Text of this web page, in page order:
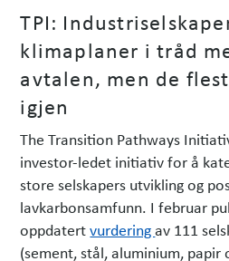
TPI:
klimaplaner i tråd
avtalen, men de
igjen
The Transition Pathways
investor-ledet initiativ for å
store selskapers utvikling og
lavkarbonsamfunn. I februar
oppdatertvurderingav 111
(sement, stål, aluminium, papir